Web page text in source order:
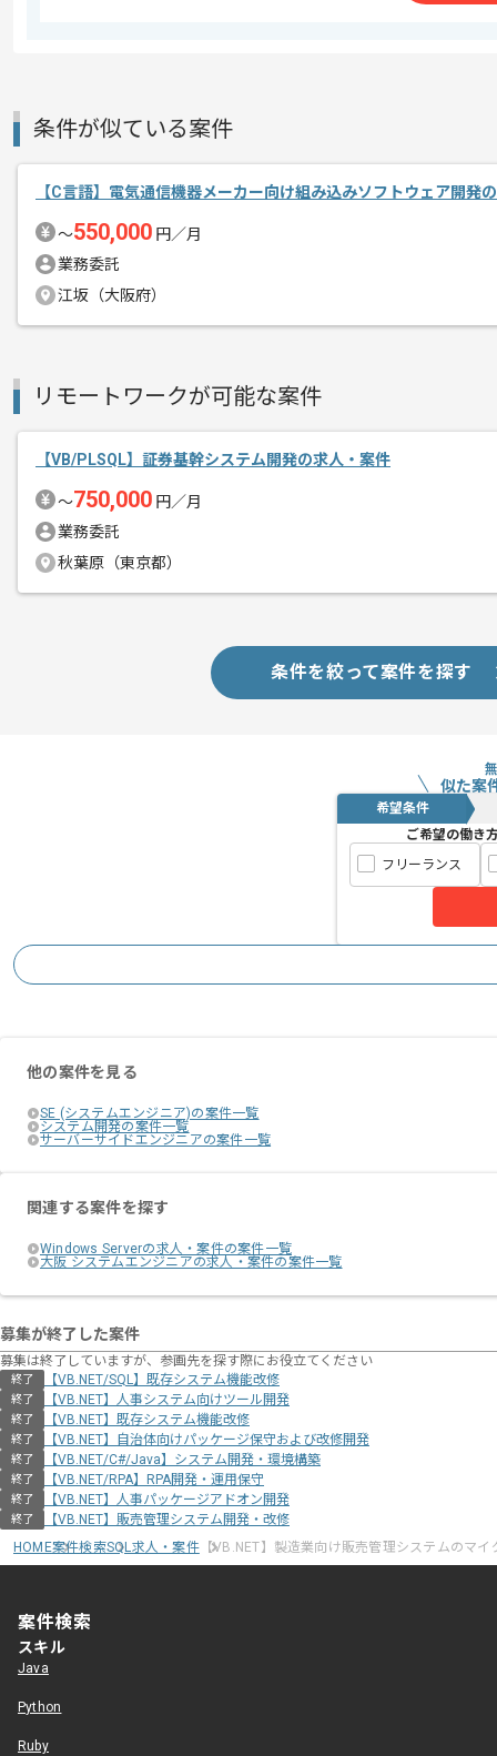
作業開始日
エージェントからのコ
メント
条件が似ている案件
【C言語】電気通信機器メーカー向け組み込みソフトウェア開発
〜550,000 円／月
業務委託
江坂（大阪府）
リモートワークが可能な案件
【VB/PLSQL】証券基幹システム開発の求人・案件
〜750,000 円／月
業務委託
秋葉原（東京都）
条件を絞って案件を探す
似た案
希望条件
ご希望の働き
フリーランス
他の案件を見る
SE (システムエンジニア)の案件一覧
システム開発の案件一覧
サーバーサイドエンジニアの案件一覧
関連する案件を探す
Windows Serverの求人・案件の案件一覧
大阪 システムエンジニアの求人・案件の案件一覧
募集が終了した案件
募集は終了していますが、参画先を探す際にお役立てください
終了 【VB.NET/SQL】既存システム機能改修
終了 【VB.NET】人事システム向けツール開発
終了 【VB.NET】既存システム機能改修
終了 【VB.NET】自治体向けパッケージ保守および改修開発
終了 【VB.NET/C#/Java】システム開発・環境構築
終了 【VB.NET/RPA】RPA開発・運用保守
終了 【VB.NET】人事パッケージアドオン開発
終了
【VB.NET】販売管理システム開発・改修
HOME案件検索SQL求人・案件【VB.NET】製造業向け販売管理システムのマイ
案件検索
スキル
Java
Python
Ruby